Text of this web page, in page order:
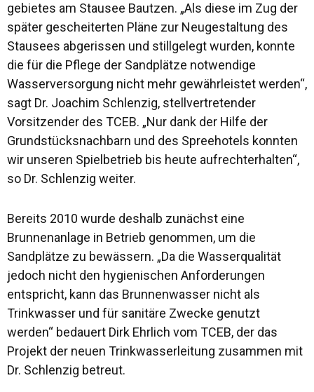
gebietes am Stausee Bautzen. „Als diese im Zug der
später gescheiterten Pläne zur Neugestaltung des
Stausees abgerissen und stillgelegt wurden, konnte
die für die Pflege der Sandplätze notwendige
Wasserversorgung nicht mehr gewährleistet werden“,
sagt Dr. Joachim Schlenzig, stellvertretender
Vorsitzender des TCEB. „Nur dank der Hilfe der
Grundstücksnachbarn und des Spreehotels konnten
wir unseren Spielbetrieb bis heute aufrechterhalten“,
so Dr. Schlenzig weiter.
Bereits 2010 wurde deshalb zunächst eine
Brunnenanlage in Betrieb genommen, um die
Sandplätze zu bewässern. „Da die Wasserqualität
jedoch nicht den hygienischen Anforderungen
entspricht, kann das Brunnenwasser nicht als
Trinkwasser und für sanitäre Zwecke genutzt
werden“ bedauert Dirk Ehrlich vom TCEB, der das
Projekt der neuen Trinkwasserleitung zusammen mit
Dr. Schlenzig betreut.